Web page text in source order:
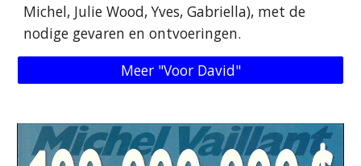
Michel, Julie Wood, Yves, Gabriella), met de
nodige gevaren en ontvoeringen.
Meer "Voor David"